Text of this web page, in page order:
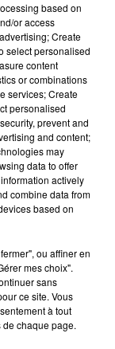
ET
avoir
de trois mois
DE LA...
qui a
ses
based on
or access
Create
select personalised
content
or combinations
services; Create
personalised
prevent and
and content;
may
data to offer
actively
combine data from
based on
ou affiner en
mes choix".
sans
ce site. Vous
à tout
chaque page.